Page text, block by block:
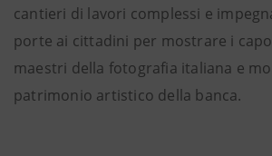
cantieri di lavori complessi e
porte ai cittadini per mostrare i
maestri della fotografia italiana e
patrimonio artistico della banca.